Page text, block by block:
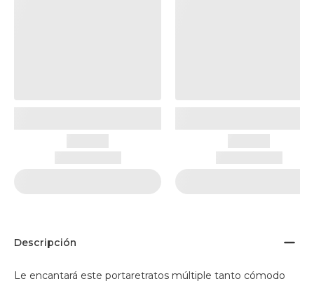
Descripción
Le encantará este portaretratos múltiple tanto cómodo